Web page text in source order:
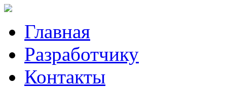
Главная
Разработчику
Контакты